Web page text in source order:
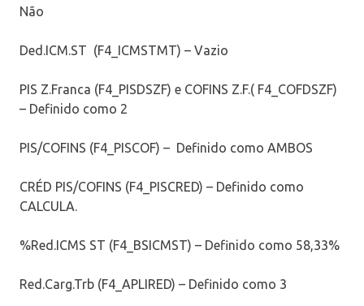
Não
Ded.ICM.ST (F4_ICMSTMT) – Vazio
PIS Z.Franca (F4_PISDSZF) e COFINS Z.F.( F4_COFDSZF)
– Definido como 2
PIS/COFINS (F4_PISCOF) – Definido como AMBOS
CRÉD PIS/COFINS (F4_PISCRED) – Definido como
CALCULA.
%Red.ICMS ST (F4_BSICMST) – Definido como 58,33%
Red.Carg.Trb (F4_APLIRED) – Definido como 3